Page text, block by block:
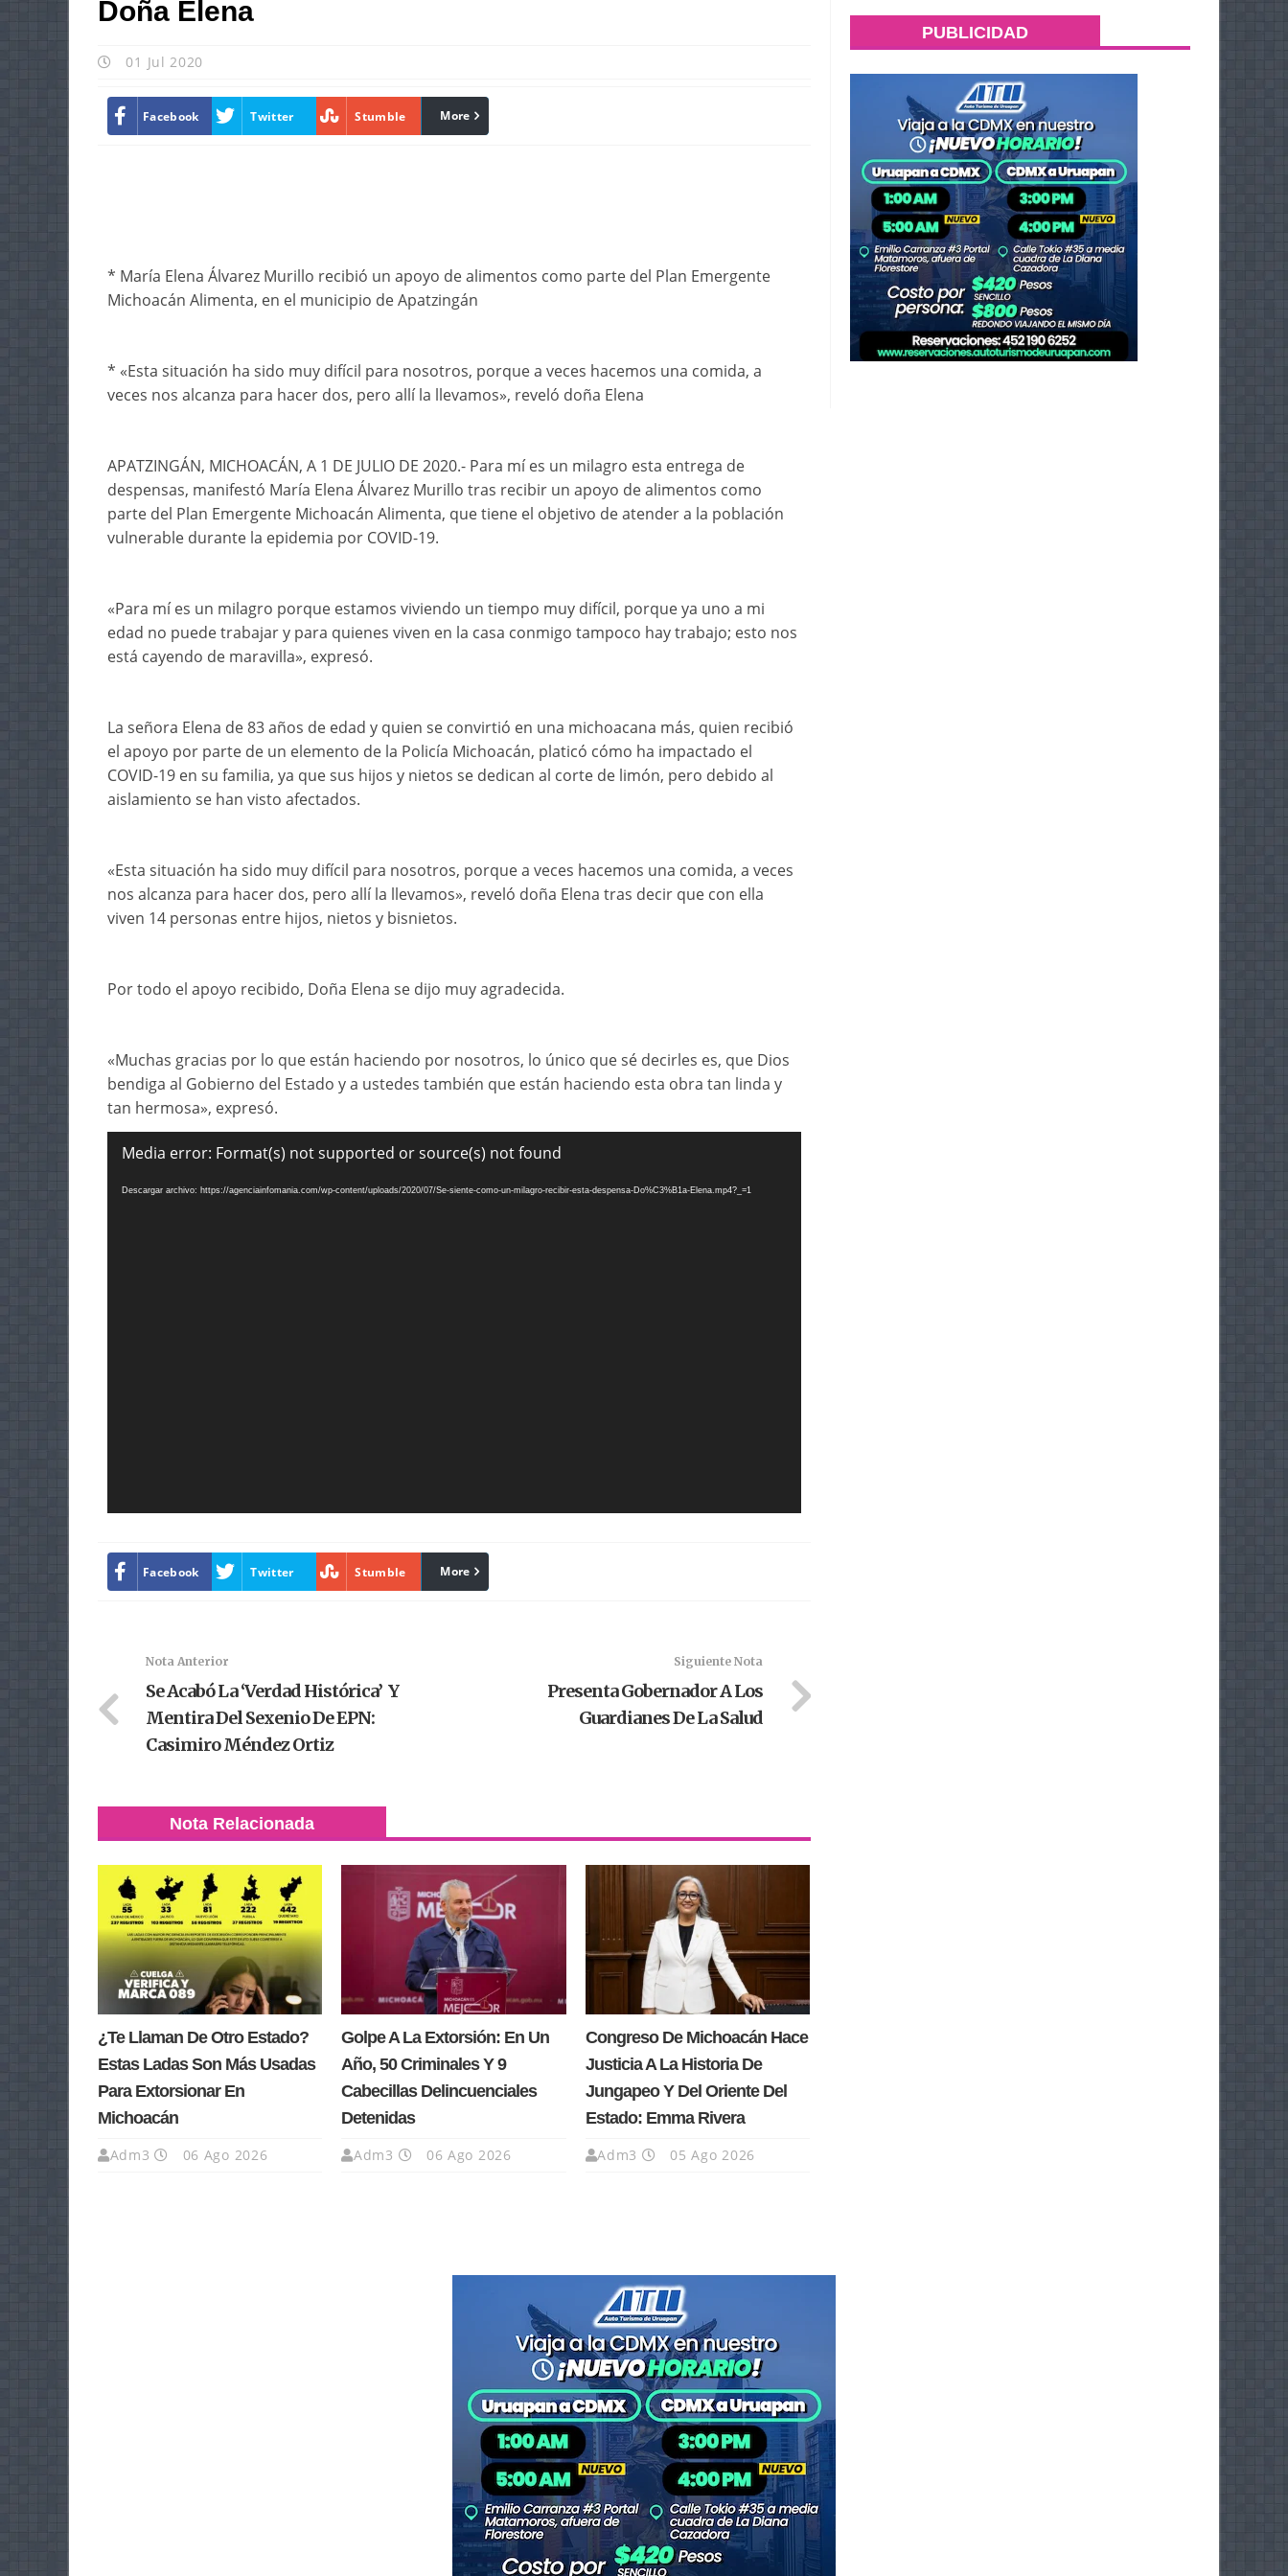
Doña Elena
01 Jul 2020
Facebook Twitter Stumble linkedin
More
* María Elena Álvarez Murillo recibió un apoyo de alimentos como parte del Plan Emergente
Michoacán Alimenta, en el municipio de Apatzingán
* «Esta situación ha sido muy difícil para nosotros, porque a veces hacemos una comida, a
veces nos alcanza para hacer dos, pero allí la llevamos», reveló doña Elena
APATZINGÁN, MICHOACÁN, A 1 DE JULIO DE 2020.- Para mí es un milagro esta entrega de
despensas, manifestó María Elena Álvarez Murillo tras recibir un apoyo de alimentos como
parte del Plan Emergente Michoacán Alimenta, que tiene el objetivo de atender a la población
vulnerable durante la epidemia por COVID-19.
«Para mí es un milagro porque estamos viviendo un tiempo muy difícil, porque ya uno a mi
edad no puede trabajar y para quienes viven en la casa conmigo tampoco hay trabajo; esto nos
está cayendo de maravilla», expresó.
La señora Elena de 83 años de edad y quien se convirtió en una michoacana más, quien recibió
el apoyo por parte de un elemento de la Policía Michoacán, platicó cómo ha impactado el
COVID-19 en su familia, ya que sus hijos y nietos se dedican al corte de limón, pero debido al
aislamiento se han visto afectados.
«Esta situación ha sido muy difícil para nosotros, porque a veces hacemos una comida, a veces
nos alcanza para hacer dos, pero allí la llevamos», reveló doña Elena tras decir que con ella
viven 14 personas entre hijos, nietos y bisnietos.
Por todo el apoyo recibido, Doña Elena se dijo muy agradecida.
«Muchas gracias por lo que están haciendo por nosotros, lo único que sé decirles es, que Dios
bendiga al Gobierno del Estado y a ustedes también que están haciendo esta obra tan linda y
tan hermosa», expresó.
Reproductor
vídeo
Media error: Format(s) not supported or source(s) not found
Descargar archivo: https://agenciainfomania.com/wp-content/uploads/2020/07/Se-siente-como-un-milagro-recibir-esta-despensa-Do%C3%B1a-Elena.mp4?_=1
Facebook Twitter Stumble linkedin
More
Nota Anterior
Se Acabó La ‘verdad Histórica’ Y
Mentira Del Sexenio De EPN:
Casimiro Méndez Ortiz
Siguiente Nota
Presenta Gobernador A Los
Guardianes De La Salud
Nota Relacionada
¿Te Llaman De Otro Estado?
Estas Ladas Son Más Usadas
Para Extorsionar En
Michoacán
Adm3 06 Ago 2026
Golpe A La Extorsión: En Un
Año, 50 Criminales Y 9
Cabecillas Delincuenciales
Detenidas
Adm3 06 Ago 2026
Congreso De Michoacán Hace
Justicia A La Historia De
Jungapeo Y Del Oriente Del
Estado: Emma Rivera
Adm3 05 Ago 2026
PUBLICIDAD